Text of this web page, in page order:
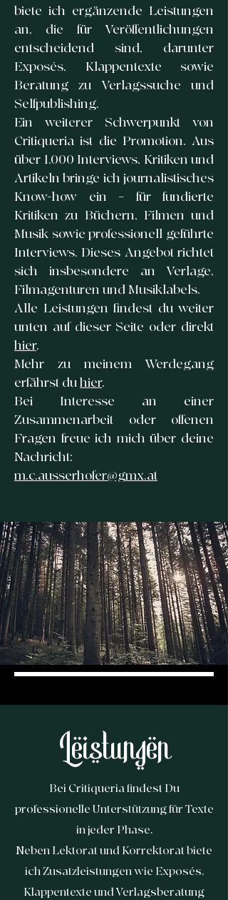
biete ich ergänzende Leistungen
an, die für Veröffentlichungen
entscheidend sind, darunter
Exposés, Klappentexte sowie
Beratung zu Verlagssuche und
Selfpublishing.
Ein weiterer Schwerpunkt von
Critiqueria ist die Promotion. Aus
über 1.000 Interviews, Kritiken und
Artikeln bringe ich journalistisches
Know-how ein – für fundierte
Kritiken zu Büchern, Filmen und
Musik sowie professionell geführte
Interviews. Dieses Angebot richtet
sich insbesondere an Verlage,
Filmagenturen und Musiklabels.
Alle Leistungen findest du weiter
unten auf dieser Seite oder direkt
hier.
Mehr zu meinem Werdegang
erfährst duhier.
Bei Interesse an einer
Zusammenarbeit oder offenen
Fragen freue ich mich über deine
Nachricht:
m.c.ausserhofer@gmx.at
Leistungen
Bei Critiqueriafindest Du
professionelle Unterstützung für Texte
in jeder Phase.
Neben Lektorat und Korrektorat biete
ich Zusatzleistungen wie Exposés,
Klappentexte und Verlagsberatung